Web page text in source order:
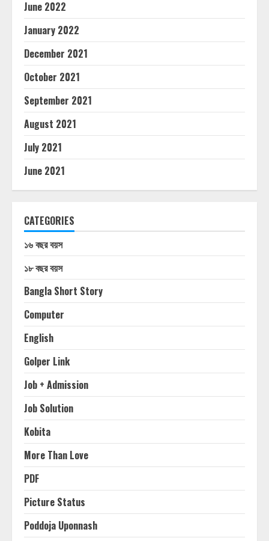
June 2022
January 2022
December 2021
October 2021
September 2021
August 2021
July 2021
June 2021
CATEGORIES
১৬ বছর বয়স
১৮ বছর বয়স
Bangla Short Story
Computer
English
Golper Link
Job + Admission
Job Solution
Kobita
More Than Love
PDF
Picture Status
Poddoja Uponnash